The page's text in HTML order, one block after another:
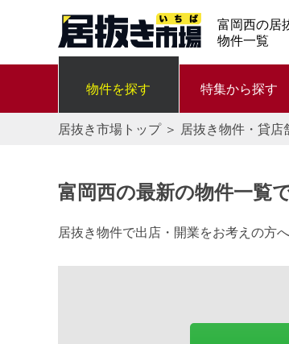
富岡西の居
物件一覧
物件を探す 特集から探す
居抜き市場トップ＞ 居抜き物件・貸
富岡西の最新の物件一覧で
居抜き物件で出店・開業をお考えの方